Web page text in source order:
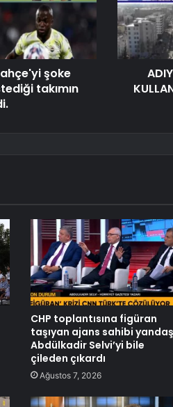
şoke
takımın
CHP toplantısına figüran
taşıyan ajans sahibi yandaş
Abdülkadir Selvi’yi bile
çileden çıkardı
Ağustos 7, 2026